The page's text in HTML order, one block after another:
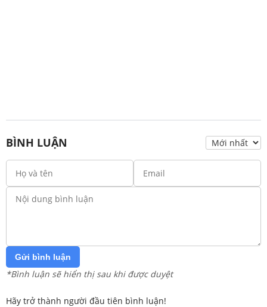
BÌNH LUẬN
Gửi bình luận
*Bình luận sẽ hiển thị sau khi được duyệt
Hãy trở thành người đầu tiên bình luận!